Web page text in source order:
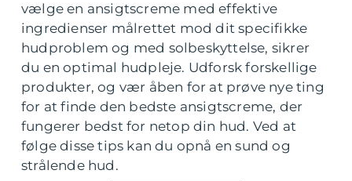
vælge en ansigtscreme med effektive
ingredienser målrettet mod dit specifikke
hudproblem og med solbeskyttelse, sikrer
du en optimal hudpleje. Udforsk forskellige
produkter, og vær åben for at prøve nye ting
for at finde den bedste ansigtscreme, der
fungerer bedst for netop din hud. Ved at
følge disse tips kan du opnå en sund og
strålende hud.